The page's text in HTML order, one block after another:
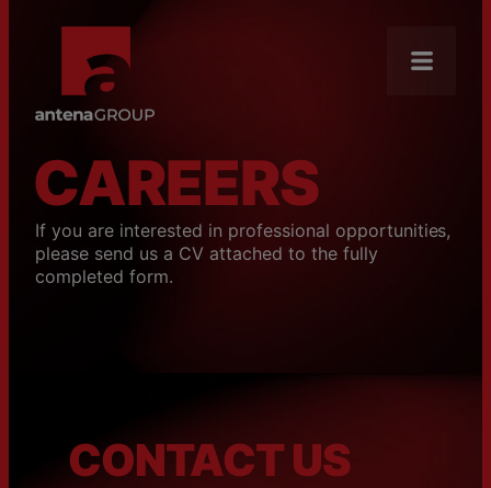
Mission
News
Brands
Our Core Businesses
Distribution
CAREERS
If you are interested in professional opportunities,
please send us a CV attached to the fully
completed form.
CONTACT US